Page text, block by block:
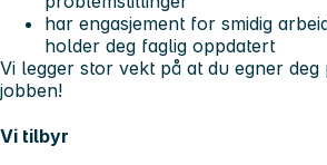
har engasjement for smidig
holder deg faglig oppdatert
Vi legger stor vekt på at du egner
jobben!
Vi tilbyr